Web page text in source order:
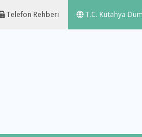
Telefon Rehberi T.C. Kütahya